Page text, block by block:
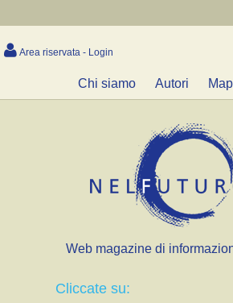
Area riservata - Login
Chi siamo Autori
Web magazine di
Cliccate su: